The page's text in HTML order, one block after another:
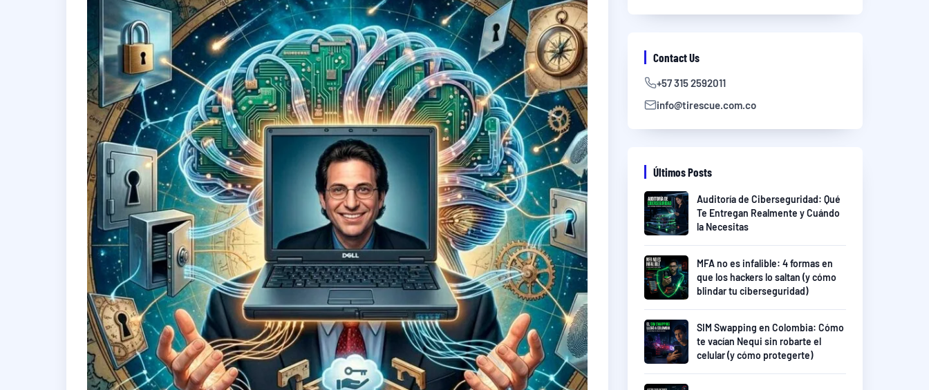
Contact Us
+57 315 2592011
info@tirescue.com.co
Últimos Posts
Auditoría de Ciberseguridad: Qué
Te Entregan Realmente y Cuándo
la Necesitas
MFA no es infalible: 4 formas en
que los hackers lo saltan (y cómo
blindar tu ciberseguridad)
SIM Swapping en Colombia: Cómo
te vacían Nequi sin robarte el
celular (y cómo protegerte)